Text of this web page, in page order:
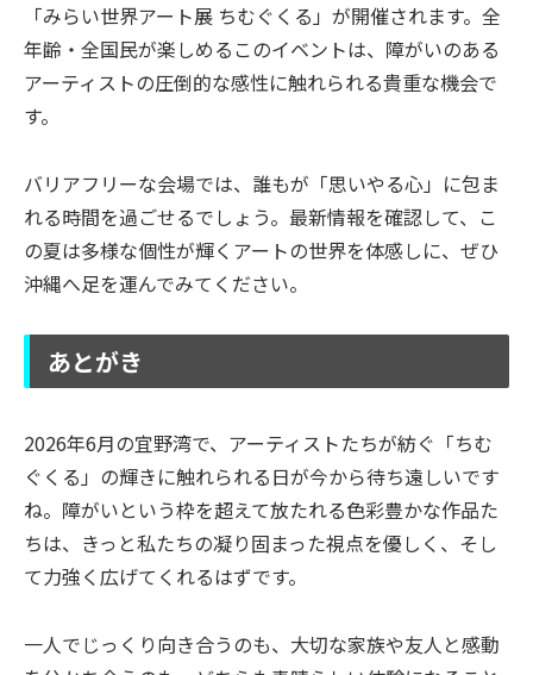
「みらい世界アート展 ちむぐくる」が開催されます。全
年齢・全国民が楽しめるこのイベントは、障がいのある
アーティストの圧倒的な感性に触れられる貴重な機会で
す。
バリアフリーな会場では、誰もが「思いやる心」に包ま
れる時間を過ごせるでしょう。最新情報を確認して、こ
の夏は多様な個性が輝くアートの世界を体感しに、ぜひ
沖縄へ足を運んでみてください。
あとがき
2026年6月の宜野湾で、アーティストたちが紡ぐ「ちむ
ぐくる」の輝きに触れられる日が今から待ち遠しいです
ね。障がいという枠を超えて放たれる色彩豊かな作品た
ちは、きっと私たちの凝り固まった視点を優しく、そし
て力強く広げてくれるはずです。
一人でじっくり向き合うのも、大切な家族や友人と感動